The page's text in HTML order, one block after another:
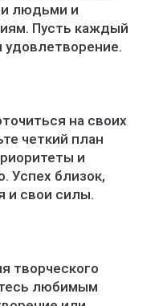
людьми и
Пусть каждый
удовлетворение.
на своих
четкий план
и
Успех близок,
и свои силы.
творческого
любимым